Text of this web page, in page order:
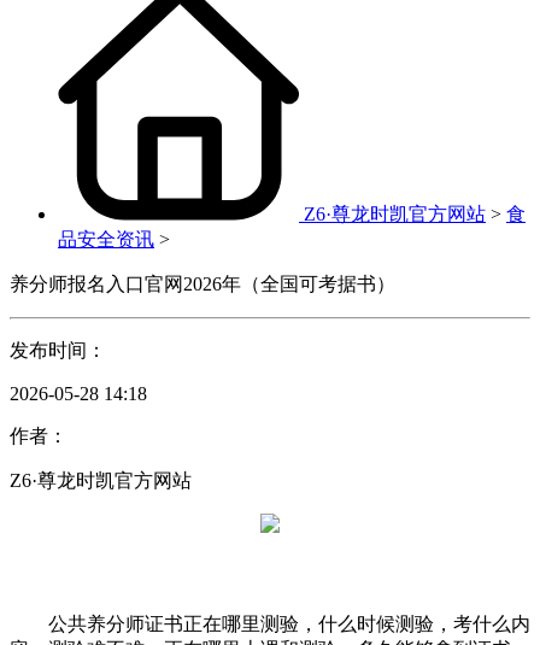
Z6·尊龙时凯官方网站 > 食
品安全资讯 >
养分师报名入口官网2026年（全国可考据书）
发布时间：
2026-05-28 14:18
作者：
Z6·尊龙时凯官方网站
公共养分师证书正在哪里测验，什么时候测验，考什么内